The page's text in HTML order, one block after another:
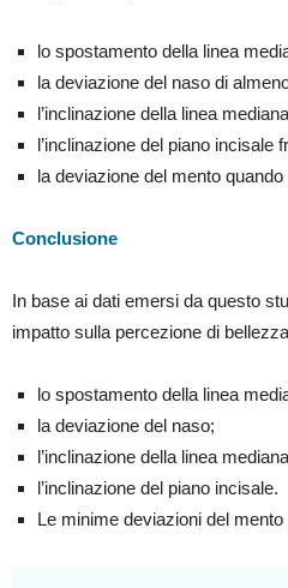
lo spostamento della linea
la deviazione del naso di
l’inclinazione della linea
l’inclinazione del piano incisale
la deviazione del mento
Conclusione
In base ai dati emersi da questo
impatto sulla percezione di
lo spostamento della linea
la deviazione del naso;
l’inclinazione della linea
l’inclinazione del piano incisale.
Le minime deviazioni del